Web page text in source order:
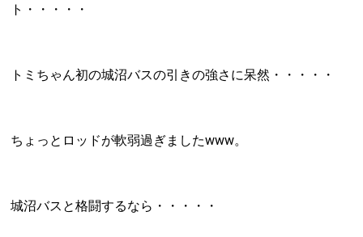
ト・・・・・
トミちゃん初の城沼バスの引きの強さに呆然・・・・・
ちょっとロッドが軟弱過ぎましたwww。
城沼バスと格闘するなら・・・・・